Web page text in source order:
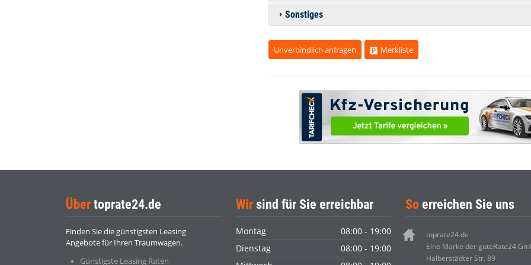
Sonstiges
Unverbindlich anfragen Merkliste
Über toprate24.de
Finden Sie die günstigsten Leasing
Angebote für Ihren Traumwagen.
Günstigste Leasing Raten
Wirsind für Sie erreichbar
Montag
08:00 - 19:00
Dienstag
08:00 - 19:00
So erreichen Sie uns
toprate24.de
Eine Marke der guteRate24
Halberstädter Str. 89